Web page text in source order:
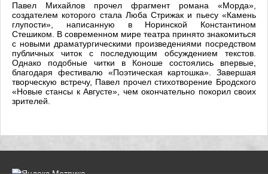
Павел Михайлов прочел фрагмент романа «Морда»,
создателем которого стала Люба Стрижак и пьесу «Камень
глупости», написанную в Норинской Константином
Стешиком. В современном мире театра принято знакомиться
с новыми драматургическими произведениями посредством
публичных читок с последующим обсуждением текстов.
Однако подобные читки в Коноше состоялись впервые,
благодаря фестивалю «Поэтическая картошка». Завершая
творческую встречу, Павел прочел стихотворение Бродского
«Новые стансы к Августе», чем окончательно покорил своих
зрителей.